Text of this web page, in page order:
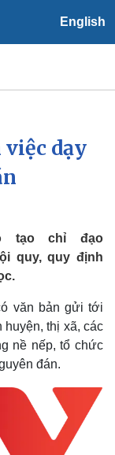
English
tiết
dạy
tạo chỉ đạo
quy, quy định
văn bản gửi tới
thị xã, các
nề nếp, tổ chức
đán.